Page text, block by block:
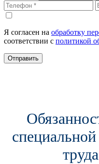
Я согласен на обработку
соответствии с политикой
Отправить